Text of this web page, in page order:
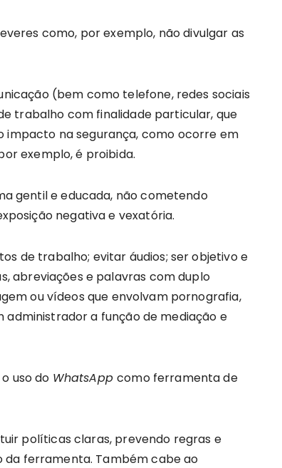
como, por exemplo, não divulgar as
(bem como telefone, redes sociais
trabalho com finalidade particular, que
impacto na segurança, como ocorre em
exemplo, é proibida.
gentil e educada, não cometendo
negativa e vexatória.
de trabalho; evitar áudios; ser objetivo e
abreviações e palavras com duplo
ou vídeos que envolvam pornografia,
administrador a função de mediação e
uso do WhatsAppcomo ferramenta de
políticas claras, prevendo regras e
da ferramenta. Também cabe ao